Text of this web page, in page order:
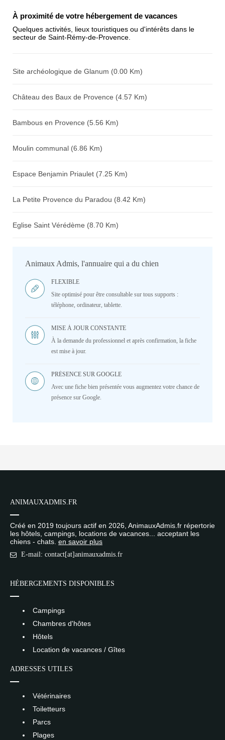
Antispam - Combien font 7x4 (en
chiffres) :
À proximité de votre hébergement de vacances
Quelques activités, lieux touristiques ou d'intérêts dans le
secteur de Saint-Rémy-de-Provence.
Site archéologique de Glanum (0.00 Km)
Château des Baux de Provence (4.57 Km)
Bambous en Provence (5.56 Km)
Moulin communal (6.86 Km)
Espace Benjamin Priaulet (7.25 Km)
La Petite Provence du Paradou (8.42 Km)
Eglise Saint Vérédème (8.70 Km)
Animaux Admis, l'annuaire qui a du chien
FLEXIBLE
Site optimisé pour être consultable sur tous supports :
téléphone, ordinateur, tablette.
MISE À JOUR CONSTANTE
À la demande du professionnel et après confirmation, la fiche
est mise à jour.
PRÉSENCE SUR GOOGLE
Avec une fiche bien présentée vous augmentez votre chance de
présence sur Google.
ANIMAUXADMIS.FR
Créé en 2019 toujours actif en 2026, AnimauxAdmis.fr répertorie
les hôtels, campings, locations de vacances... acceptant les
chiens - chats. en savoir plus
E-mail: contact[at]animauxadmis.fr
HÉBERGEMENTS DISPONIBLES
Campings
Chambres d'hôtes
Hôtels
Location de vacances / Gîtes
ADRESSES UTILES
Vétérinaires
Toiletteurs
Parcs
Plages